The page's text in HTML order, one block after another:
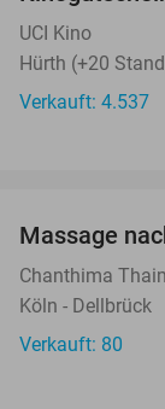
UCI Kino
Hürth (+20
Verkauft: 4.537
Massage
Chanthima
Köln - Dellbrück
Verkauft: 80